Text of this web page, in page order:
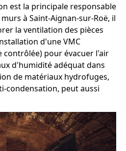
est la principale responsable
à Saint-Aignan-sur-Roë, il
la ventilation des pièces
d'une VMC
contrôlée) pour évacuer l'air
d'humidité adéquat dans
de matériaux hydrofuges,
condensation, peut aussi